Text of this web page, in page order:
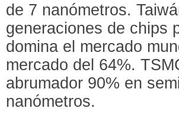
de 7 nanómetros.
generaciones de chips
domina el mercado
mercado del 64%.
abrumador 90% en
nanómetros.